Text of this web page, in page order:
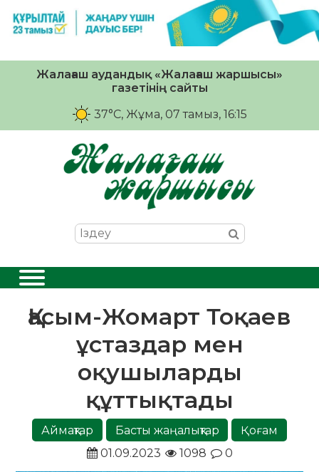
Жалағаш аудандық «Жалағаш жаршысы»
газетінің сайты
37°C, Жұма, 07 тамыз, 16:15
Қасым-Жомарт Тоқаев
ұстаздар мен
оқушыларды
құттықтады
Аймақтар Басты жаңалықтар
Қоғам
01.09.2023
1098 0